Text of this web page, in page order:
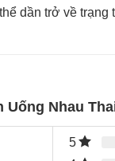
dần trở về
Uống Nhau
5